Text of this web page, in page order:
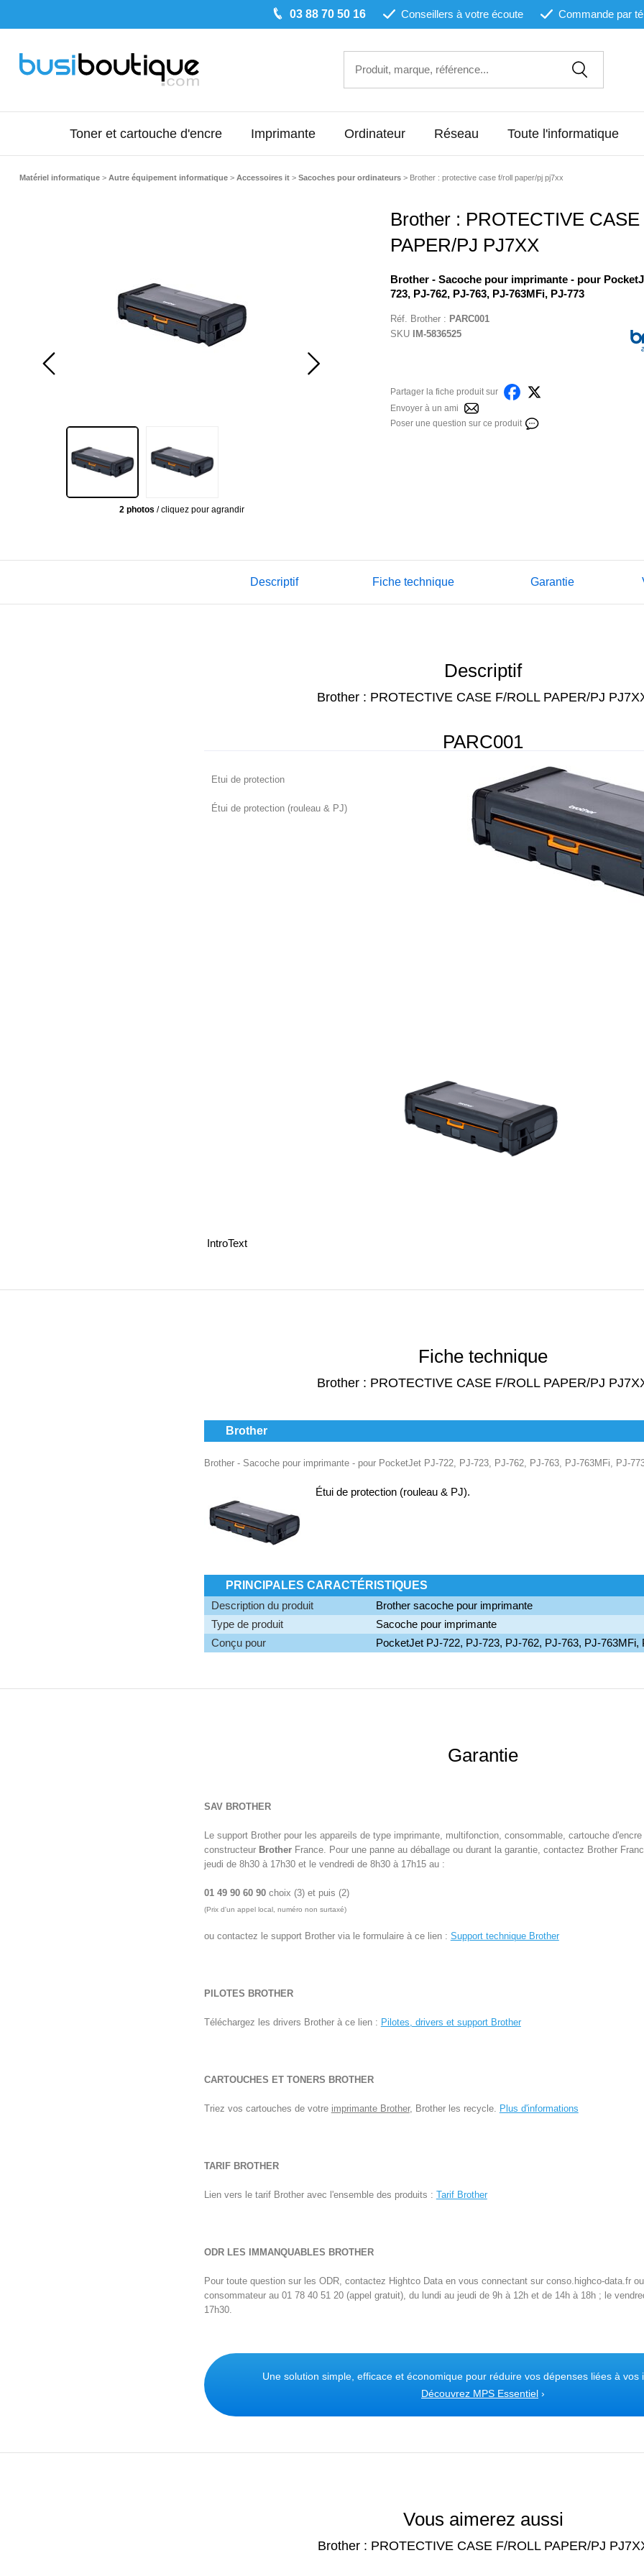
03 88 70 50 16 Conseillers à votre écoute Commande par
Toner et cartouche d'encre Imprimante Ordinateur Réseau Toute l'informatique
Matériel informatique > Autre équipement informatique > Accessoires it > Sacoches pour ordinateurs> Brother : protective case f/roll paper/pj pj7xx
2 photos / cliquez pour agrandir
Brother : PROTECTIVE
PAPER/PJ PJ7XX
Brother - Sacoche pour imprimante - pour
723, PJ-762, PJ-763, PJ-763MFi, PJ-773
Réf. Brother: PARC001
SKU
IM-5836525
Partager la fiche produit sur
Envoyer à un ami
Poser une question sur ce produit
Descriptif Fiche technique Garantie
Descriptif
Brother : PROTECTIVE CASE F/ROLL PAPER/PJ
PARC001
Etui de protection
Étui de protection (rouleau & PJ)
IntroText
Fiche technique
Brother : PROTECTIVE CASE F/ROLL PAPER/PJ
Brother
Brother - Sacoche pour imprimante - pour PocketJet PJ-722, PJ-723, PJ-762, PJ-763, PJ-763MFi, PJ-
Étui de protection (rouleau & PJ).
PRINCIPALES CARACTÉRISTIQUES
Description du produit
Brother sacoche pour imprimante
Type de produit
Sacoche pour imprimante
Conçu pour
PocketJet PJ-722, PJ-723, PJ-762, PJ-763, PJ-763MFi,
Garantie
SAV BROTHER
Le support Brother pour les appareils de type imprimante, multifonction, consommable, cartouche
constructeur BrotherFrance. Pour une panne au déballage ou durant la garantie, contactez Brother
jeudi de 8h30 à 17h30 et le vendredi de 8h30 à 17h15 au :
01 49 90 60 90 choix (3) et puis (2)
(Prix d'un appel local, numéro non surtaxé)
ou contactez le support Brother via le formulaire à ce lien : Support technique Brother
PILOTES BROTHER
Téléchargez les drivers Brother à ce lien : Pilotes, drivers et support Brother
CARTOUCHES ET TONERS BROTHER
Triez vos cartouches de votre imprimante Brother, Brother les recycle. Plus d'informations
TARIF BROTHER
Lien vers le tarif Brother avec l'ensemble des produits : Tarif Brother
ODR LES IMMANQUABLES BROTHER
Pour toute question sur les ODR, contactez Hightco Data en vous connectant sur conso.highco-data.fr
consommateur au 01 78 40 51 20 (appel gratuit), du lundi au jeudi de 9h à 12h et de 14h à 18h ; le
17h30.
Une solution simple, efficace et économique pour réduire vos dépenses liées à vos
Découvrez MPS Essentiel›
Vous aimerez aussi
Brother : PROTECTIVE CASE F/ROLL PAPER/PJ